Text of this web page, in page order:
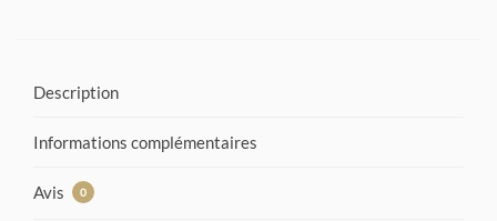
Description
Informations complémentaires
Avis 0